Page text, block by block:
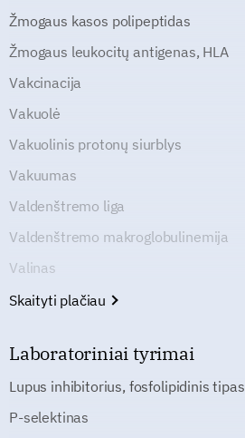
Žmogaus kasos polipeptidas
Žmogaus leukocitų antigenas, HLA
Vakcinacija
Vakuolė
Vakuolinis protonų siurblys
Vakuumas
Valdenštremo liga
Valdenštremo makroglobulinemija
Valinas
Skaityti plačiau
Laboratoriniai tyrimai
Lupus inhibitorius, fosfolipidinis tipas
P-selektinas